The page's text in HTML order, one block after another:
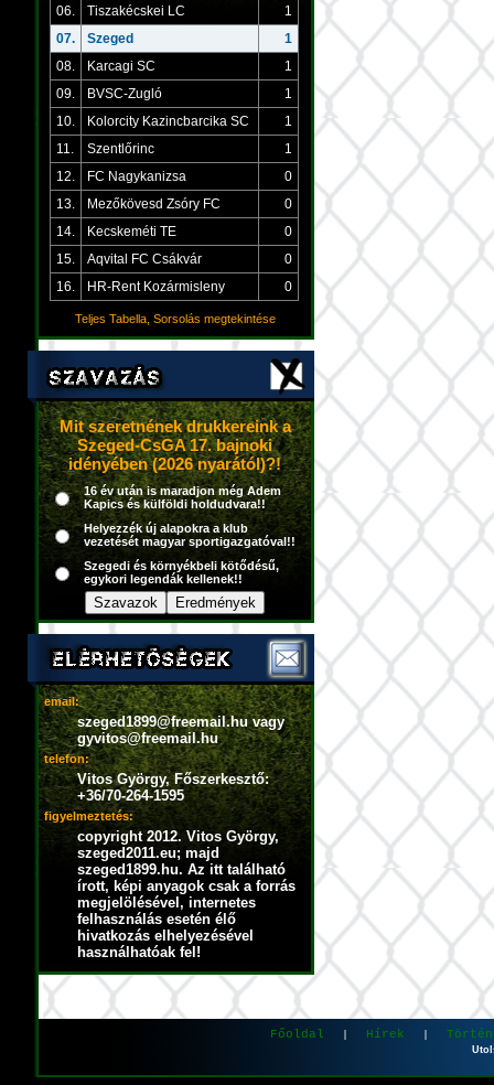
06.
Tiszakécskei LC
1
07.
Szeged
1
08.
Karcagi SC
1
09.
BVSC-Zugló
1
10.
Kolorcity Kazincbarcika SC
1
11.
Szentlőrinc
1
12.
FC Nagykanizsa
0
13.
Mezőkövesd Zsóry FC
0
14.
Kecskeméti TE
0
15.
Aqvital FC Csákvár
0
16.
HR-Rent Kozármisleny 0
Teljes Tabella, Sorsolás megtekintése
Mit szeretnének drukkereink a
Szeged-CsGA 17. bajnoki
idényében (2026 nyarától)?!
16 év után is maradjon még Adem
Kapics és külföldi holdudvara!!
Helyezzék új alapokra a klub
vezetését magyar sportigazgatóval!!
Szegedi és környékbeli kötődésű,
egykori legendák kellenek!!
email:
szeged1899@freemail.hu vagy
gyvitos@freemail.hu
telefon:
Vitos György, Főszerkesztő:
+36/70-264-1595
figyelmeztetés:
copyright 2012. Vitos György,
szeged2011.eu; majd
szeged1899.hu. Az itt található
írott, képi anyagok csak a forrás
megjelölésével, internetes
felhasználás esetén élő
hivatkozás elhelyezésével
használhatóak fel!
Főoldal Hírek